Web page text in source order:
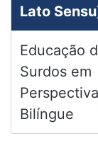
Lato
Educação
Surdos em
Perspectiva
Bilíngue